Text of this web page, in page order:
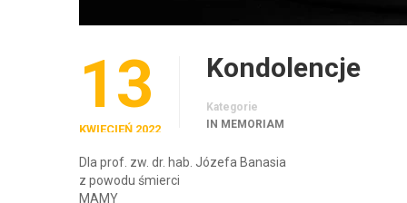
13
KWIECIEŃ 2022
Kondolencje
Kategorie
IN MEMORIAM
Dla prof. zw. dr. hab. Józefa Banasia
z powodu śmierci
MAMY